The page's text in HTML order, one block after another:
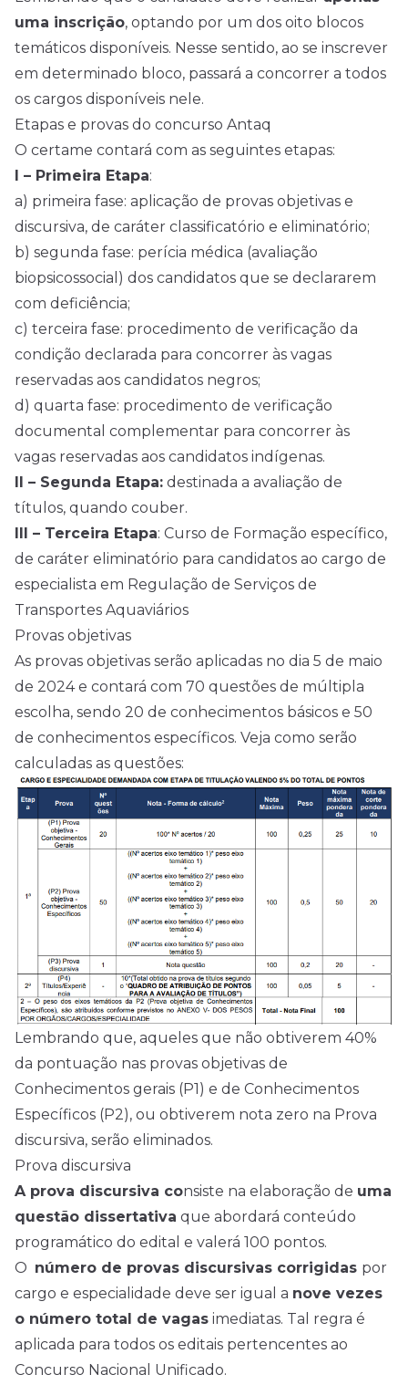
uma inscrição, optando por um dos oito blocos
temáticos disponíveis. Nesse sentido, ao se inscrever
em determinado bloco, passará a concorrer a todos
os cargos disponíveis nele.
Etapas e provas do concurso Antaq
O certame contará com as seguintes etapas:
I – Primeira Etapa:
a) primeira fase: aplicação de provas objetivas e
discursiva, de caráter classificatório e eliminatório;
b) segunda fase: perícia médica (avaliação
biopsicossocial) dos candidatos que se declararem
com deficiência;
c) terceira fase: procedimento de verificação da
condição declarada para concorrer às vagas
reservadas aos candidatos negros;
d) quarta fase: procedimento de verificação
documental complementar para concorrer às
vagas reservadas aos candidatos indígenas.
II – Segunda Etapa: destinada a avaliação de
títulos, quando couber.
III – Terceira Etapa: Curso de Formação específico,
de caráter eliminatório para candidatos ao cargo de
especialista em Regulação de Serviços de
Transportes Aquaviários
Provas objetivas
As provas objetivas serão aplicadas no dia 5 de maio
de 2024 e contará com 70 questões de múltipla
escolha, sendo 20 de conhecimentos básicos e 50
de conhecimentos específicos. Veja como serão
calculadas as questões:
Lembrando que, aqueles que não obtiverem 40%
da pontuação nas provas objetivas de
Conhecimentos gerais (P1) e de Conhecimentos
Específicos (P2), ou obtiverem nota zero na Prova
discursiva, serão eliminados.
Prova discursiva
A prova discursiva consiste na elaboração de uma
questão dissertativa que abordará conteúdo
programático do edital e valerá 100 pontos.
O número de provas discursivas corrigidas por
cargo e especialidade deve ser igual a nove vezes
o número total de vagas imediatas. Tal regra é
aplicada para todos os editais pertencentes ao
Concurso Nacional Unificado.